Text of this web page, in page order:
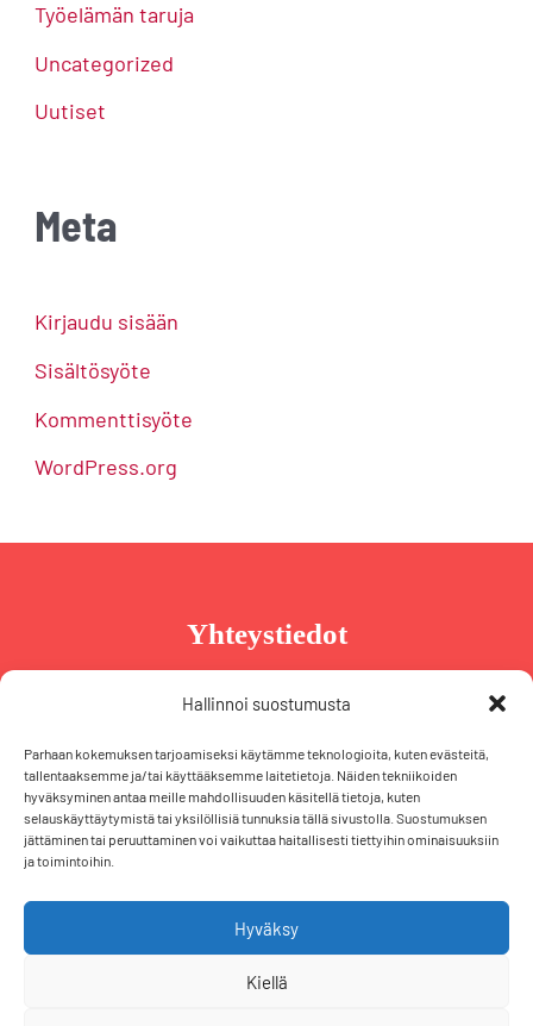
Hallinnoi suostumusta
Parhaan kokemuksen tarjoamiseksi käytämme teknologioita, kuten evästeitä,
tallentaaksemme ja/tai käyttääksemme laitetietoja. Näiden tekniikoiden
hyväksyminen antaa meille mahdollisuuden käsitellä tietoja, kuten
selauskäyttäytymistä tai yksilöllisiä tunnuksia tällä sivustolla. Suostumuksen
jättäminen tai peruuttaminen voi vaikuttaa haitallisesti tiettyihin ominaisuuksiin
ja toimintoihin.
Hyväksy
Kiellä
Työelämän taruja
Uncategorized
Uutiset
Meta
Kirjaudu sisään
Sisältösyöte
Kommenttisyöte
WordPress.org
Yhteystiedot
Taru Reinikainen
taru@tarureinikainen.fi
Vaalipäällikö
Puh. +358 50 574 2355
iris@tarureinikainen.fi
T